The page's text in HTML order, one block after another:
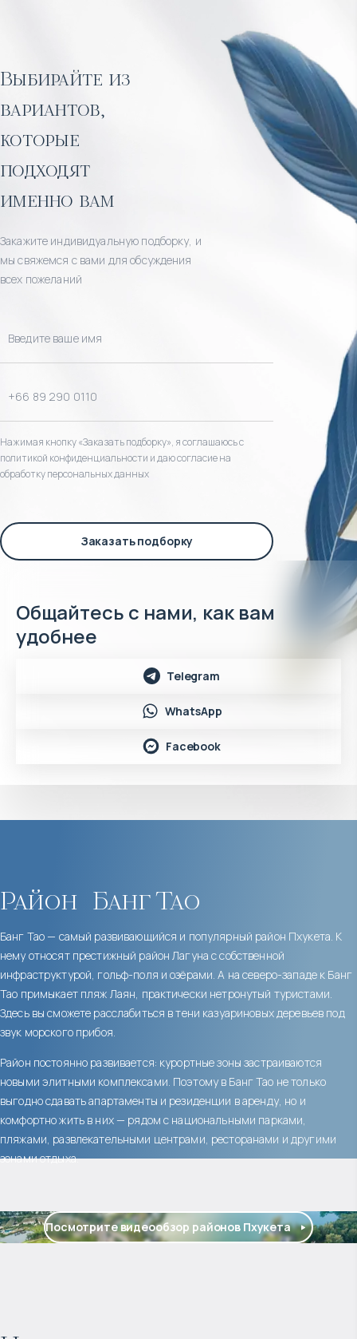
Выбирайте из
вариантов,
которые
подходят
именно вам
Закажите индивидуальную подборку, и
мы свяжемся с вами для обсуждения
всех пожеланий
Нажимая кнопку «Заказать подборку», я соглашаюсь с
политикой конфиденциальности и даю согласие на
обработку персональных данных
Заказать подборку
Общайтесь с нами, как вам
удобнее
Telegram
WhatsApp
Facebook
Район Банг Тао
Банг Тао — самый развивающийся и популярный район Пхукета. К
нему относят престижный район Лагуна с собственной
инфраструктурой, гольф-поля и озёрами. А на северо-западе к Банг
Тао примыкает пляж Лаян, практически нетронутый туристами.
Здесь вы сможете расслабиться в тени казуариновых деревьев под
звук морского прибоя.
Район постоянно развивается: курортные зоны застраиваются
новыми элитными комплексами. Поэтому в Банг Тао не только
выгодно сдавать апартаменты и резиденции в аренду, но и
комфортно жить в них — рядом с национальными парками,
пляжами, развлекательными центрами, ресторанами и другими
зонами отдыха.
Посмотрите видеообзор районов Пхукета